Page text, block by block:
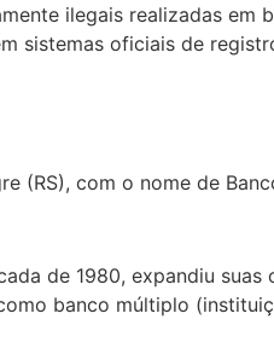
ilegais realizadas
sistemas oficiais de
(RS), com o nome de
de 1980, expandiu
banco múltiplo